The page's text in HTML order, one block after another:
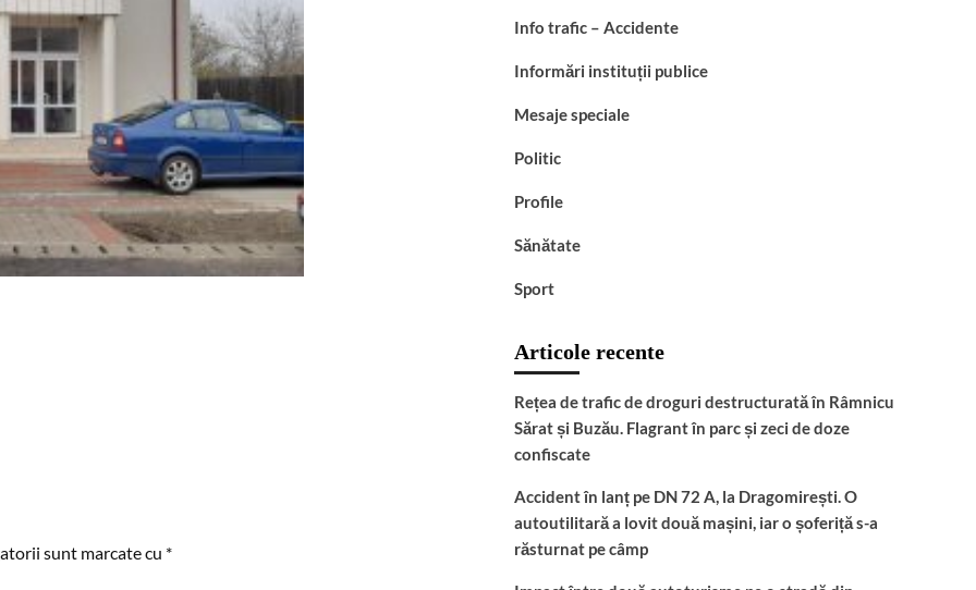
sunt marcate cu *
Info trafic – Accidente
Informări instituții publice
Mesaje speciale
Politic
Profile
Sănătate
Sport
Articole recente
Rețea de trafic de droguri destructurată în Râmnicu
Sărat și Buzău. Flagrant în parc și zeci de doze
confiscate
Accident în lanț pe DN 72 A, la Dragomirești. O
autoutilitară a lovit două mașini, iar o șoferiță s-a
răsturnat pe câmp